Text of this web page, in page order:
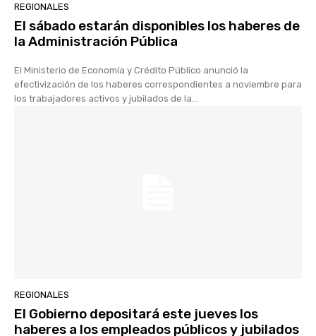
REGIONALES
El sábado estarán disponibles los haberes de
la Administración Pública
El Ministerio de Economía y Crédito Público anunció la
efectivización de los haberes correspondientes a noviembre para
los trabajadores activos y jubilados de la...
REGIONALES
El Gobierno depositará este jueves los
haberes a los empleados públicos y jubilados